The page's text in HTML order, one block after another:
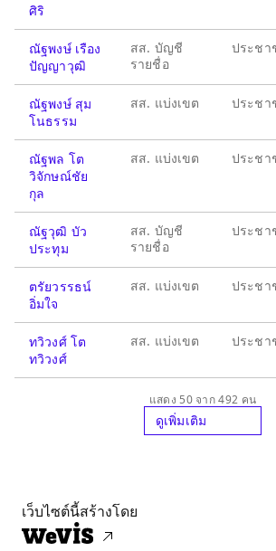
ศิริ
ณัฐพงษ์ เรือง
ปัญญาวุฒิ
สส. บัญชี
รายชื่อ
ประชา
ณัฐพงษ์ สุม
โนธรรม
สส. แบ่งเขต ประชา
ณัฐพล โต
วิจักษณ์ชัย
กุล
สส. แบ่งเขต ประชา
ณัฐวุฒิ บัว
ประทุม
สส. บัญชี
รายชื่อ
ประชา
ตรัยวรรธน์
อิ่มใจ
สส. แบ่งเขต ประชา
ทวิวงศ์ โต
ทวิวงศ์
สส. แบ่งเขต ประชา
แสดง 50 จาก 492 คน
ดูเพิ่มเติม
เว็บไซต์นี้สร้างโดย